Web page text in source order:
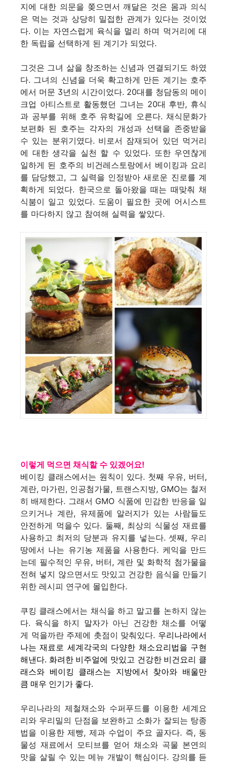
지에 대한 의문을 쫒으면서 깨달은 것은 몸과 의식
은 먹는 것과 상당히 밀접한 관계가 있다는 것이었
다. 이는 자연스럽게 육식을 멀리 하며 먹거리에 대
한 독립을 선택하게 된 계기가 되었다.
그것은 그녀 삶을 창조하는 신념과 연결되기도 하였
다. 그녀의 신념을 더욱 확고하게 만든 계기는 호주
에서 머문 3년의 시간이었다. 20대를 청담동의 메이
크업 아티스트로 활동했던 그녀는 20대 후반, 휴식
과 공부를 위해 호주 유학길에 오른다. 채식문화가
보편화 된 호주는 각자의 개성과 선택을 존중받을
수 있는 분위기였다. 비로서 잠재되어 있던 먹거리
에 대한 생각을 실천 할 수 있었다. 또한 우연찮게
일하게 된 호주의 비건레스토랑에서 베이킹과 요리
를 담당했고, 그 실력을 인정받아 새로운 진로를 계
획하게 되었다. 한국으로 돌아왔을 때는 때맞춰 채
식붐이 일고 있었다. 도움이 필요한 곳에 어시스트
를 마다하지 않고 참여해 실력을 쌓았다.
이렇게 먹으면 채식할 수 있겠어요!
베이킹 클래스에서는 원칙이 있다. 첫째 우유, 버터,
계란, 마가린, 인공첨가물, 트랜스지방, GMO는 철저
히 배제한다. 그래서 GMO 식품에 민감한 반응을 일
으키거나 계란, 유제품에 알러지가 있는 사람들도
안전하게 먹을수 있다. 둘째, 최상의 식물성 재료를
사용하고 최저의 당분과 유지를 넣는다. 셋째, 우리
땅에서 나는 유기농 제품을 사용한다. 케익을 만드
는데 필수적인 우유, 버터, 계란 및 화학적 첨가물을
전혀 넣지 않으면서도 맛있고 건강한 음식을 만들기
위한 레시피 연구에 몰입한다.
쿠킹 클래스에서는 채식을 하고 말고를 논하지 않는
다. 육식을 하지 말자가 아닌 건강한 채소를 어떻
게 먹을까란 주제에 촛점이 맞춰있다. 우리나라에서
나는 재료로 세계각국의 다양한 채소요리법을 구현
해낸다. 화려한 비주얼에 맛있고 건강한 비건요리 클
래스와 베이킹 클래스는 지방에서 찾아와 배울만
큼 매우 인기가 좋다.
우리나라의 제철채소와 수퍼푸드를 이용한 세계요
리와 우리밀의 단점을 보완하고 소화가 잘되는 탕종
법을 이용한 제빵, 제과 수업이 주요 골자다. 즉, 동
물성 재료에서 모티브를 얻어 채소와 곡물 본연의
맛을 살릴 수 있는 메뉴 개발이 핵심이다. 강의를 듣